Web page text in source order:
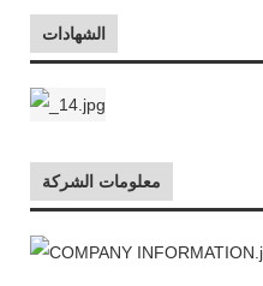
الشهادات
معلومات الشركة